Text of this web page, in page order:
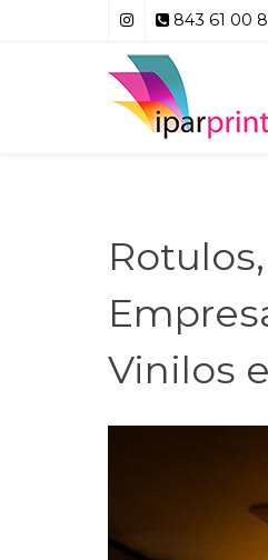
843 61 00
Vinilos